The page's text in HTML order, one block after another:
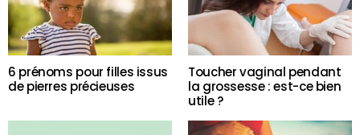
6 prénoms pour filles issus
de pierres précieuses
Toucher vaginal pendant
la grossesse : est-ce bien
utile ?